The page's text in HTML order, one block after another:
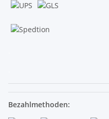
Bezahlmethoden: